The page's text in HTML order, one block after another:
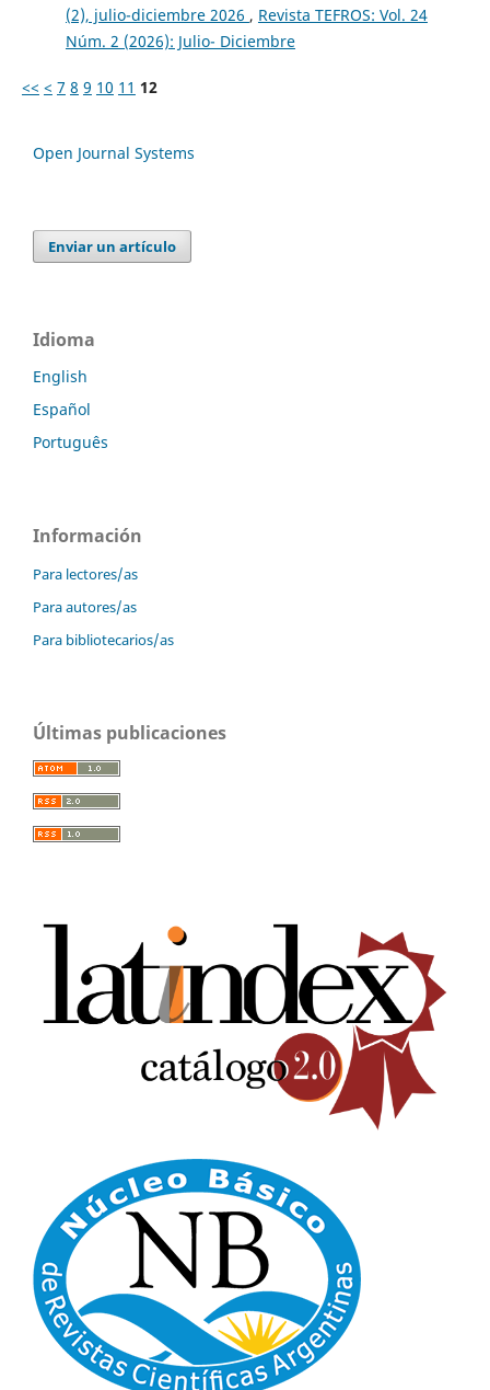
(2), julio-diciembre 2026 , Revista TEFROS: Vol. 24
Núm. 2 (2026): Julio- Diciembre
<< < 7 8 9 10 11 12
Open Journal Systems
Enviar un artículo
Idioma
English
Español
Português
Información
Para lectores/as
Para autores/as
Para bibliotecarios/as
Últimas publicaciones